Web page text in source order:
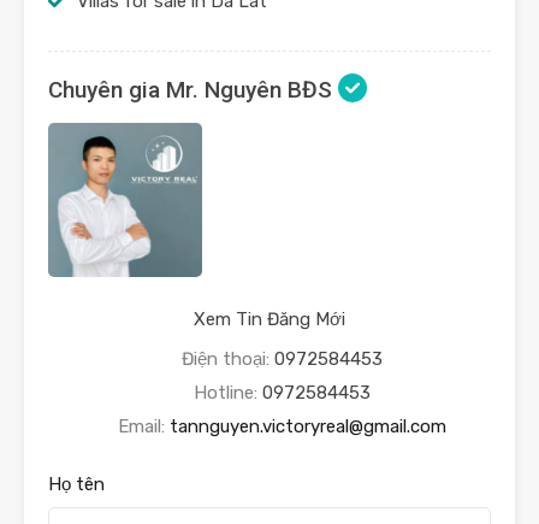
Chuyên gia Mr. Nguyên BĐS
Xem Tin Đăng Mới
Điện thoại: 0972584453
Hotline: 0972584453
Email: tannguyen.victoryreal@gmail.com
Họ tên